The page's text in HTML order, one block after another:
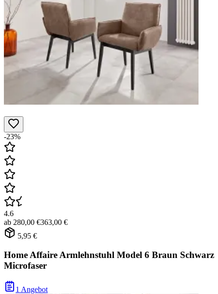
-23%
4.6
ab 280,00 €363,00 €
5,95 €
Home Affaire Armlehnstuhl Model 6 Braun Schwarz
Microfaser
1 Angebot